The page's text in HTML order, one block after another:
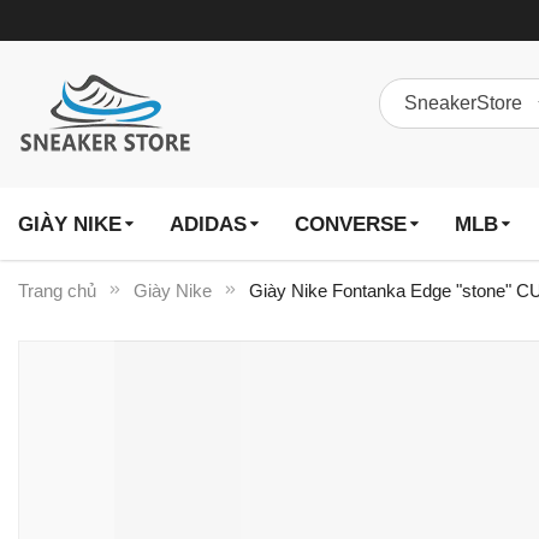
GIÀY NIKE ADIDAS CONVERSE MLB
Trang chủ Giày Nike Giày Nike Fontanka Edge "stone"